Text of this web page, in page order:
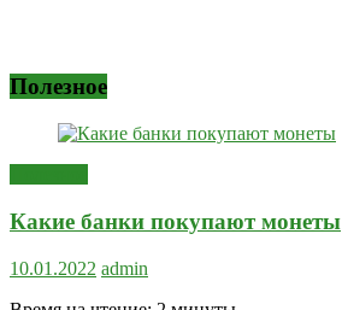
Полезное
Какие банки покупают монеты
10.01.2022 admin